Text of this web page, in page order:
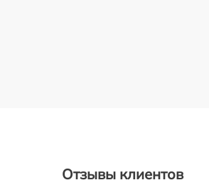
Отзывы клиентов